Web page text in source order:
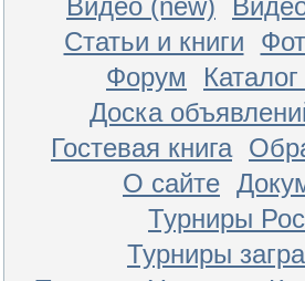
Видео (new)
Статьи и книги
Форум
Доска
Гостевая книга
О сайте
Турниры
Турниры